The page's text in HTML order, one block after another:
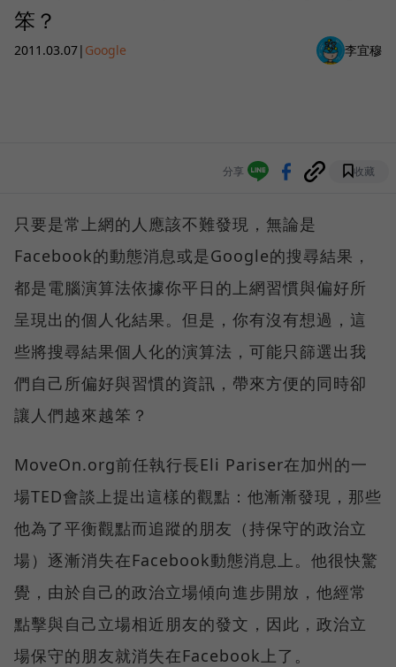
笨？
2011.03.07| Google 李宜穆
分享 收藏
只要是常上網的人應該不難發現，無論是
Facebook的動態消息或是Google的搜尋結果，
都是電腦演算法依據你平日的上網習慣與偏好所
呈現出的個人化結果。但是，你有沒有想過，這
些將搜尋結果個人化的演算法，可能只篩選出我
們自己所偏好與習慣的資訊，帶來方便的同時卻
讓人們越來越笨？
MoveOn.org前任執行長Eli Pariser在加州的一
場TED會談上提出這樣的觀點：他漸漸發現，那些
他為了平衡觀點而追蹤的朋友（持保守的政治立
場）逐漸消失在Facebook動態消息上。他很快驚
覺，由於自己的政治立場傾向進步開放，他經常
點擊與自己立場相近朋友的發文，因此，政治立
場保守的朋友就消失在Facebook上了。